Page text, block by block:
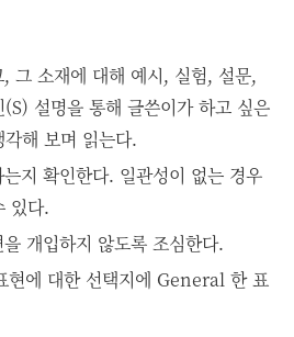
그 소재에 대해 예시, 실험, 설문,
설명을 통해 글쓴이가 하고 싶은
해 보며 읽는다.
지 확인한다. 일관성이 없는 경우
있다.
개입하지 않도록 조심한다.
에 대한 선택지에 General 한 표